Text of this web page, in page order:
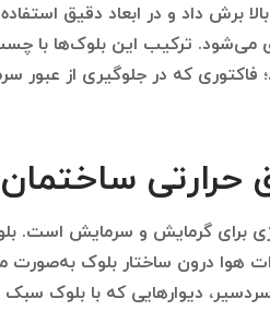
برش داد و در ابعاد دقیق
می‌شود. ترکیب این بلوک‌ها
که در جلوگیری از عبور
برای گرمایش و سرمایش است.
هوا درون ساختار بلوک به‌صورت
دیوارهایی که با بلوک سبک